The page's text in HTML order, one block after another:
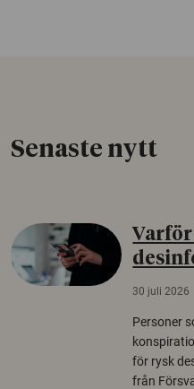
Senaste nytt
Varför
30 juli 2026
Personer
för rysk
från